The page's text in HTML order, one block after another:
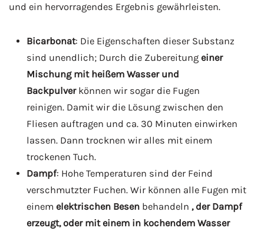
und ein hervorragendes Ergebnis gewährleisten.
Bicarbonat: Die Eigenschaften dieser Substanz
sind unendlich; Durch die Zubereitung einer
Mischung mit heißem Wasser und
Backpulverkönnen wir sogar die Fugen
reinigen. Damit wir die Lösung zwischen den
Fliesen auftragen und ca. 30 Minuten einwirken
lassen. Dann trocknen wir alles mit einem
trockenen Tuch.
Dampf: Hohe Temperaturen sind der Feind
verschmutzter Fuchen. Wir können alle Fugen mit
einem elektrischen Besen behandeln , der Dampf
erzeugt, oder mit einem in kochendem Wasser